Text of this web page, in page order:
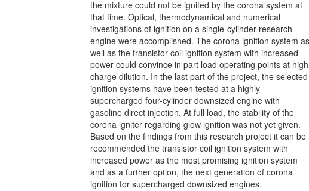
the mixture could not be ignited by the corona system at
that time. Optical, thermodynamical and numerical
investigations of ignition on a single-cylinder research-
engine were accomplished. The corona ignition system as
well as the transistor coil ignition system with increased
power could convince in part load operating points at high
charge dilution. In the last part of the project, the selected
ignition systems have been tested at a highly-
supercharged four-cylinder downsized engine with
gasoline direct injection. At full load, the stability of the
corona igniter regarding glow ignition was not yet given.
Based on the findings from this research project it can be
recommended the transistor coil ignition system with
increased power as the most promising ignition system
and as a further option, the next generation of corona
ignition for supercharged downsized engines.